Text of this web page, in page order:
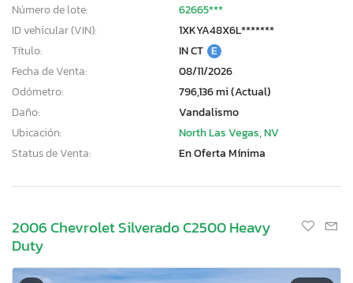
Número de lote:
62665***
ID vehicular (VIN):
1XKYA48X6L*******
Título:
IN CT E
Fecha de Venta:
08/11/2026
Odómetro:
796,136 mi (Actual)
Daño:
Vandalismo
Ubicación:
North Las Vegas, NV
Status de Venta:
En Oferta Mínima
2006 Chevrolet Silverado C2500 Heavy
Duty